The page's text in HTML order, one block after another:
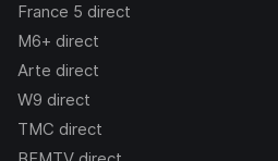
France 5 direct
M6+ direct
Arte direct
W9 direct
TMC direct